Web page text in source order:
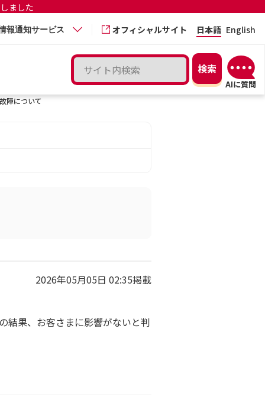
ました
報通知サービス オフィシャルサイト 日本語 English
障について
2026年05月05日 02:35掲載
結果、お客さまに影響がないと判